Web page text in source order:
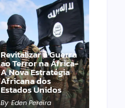
Revitalizar a Guerra
ao Terror na África-
A Nova Estratégia
Africana dos
Estados Unidos
By Eden Pereira